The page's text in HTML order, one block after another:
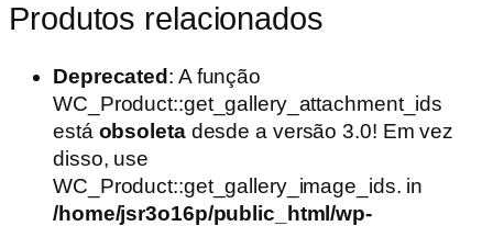
Produtos relacionados
Deprecated : A função
WC_Product::get_gallery_attachment_ids
está obsoletadesde a versão 3.0! Em vez
disso, use
WC_Product::get_gallery_image_ids. in
/home/jsr3o16p/public_html/wp-